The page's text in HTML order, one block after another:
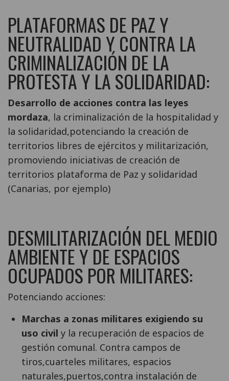
PLATAFORMAS DE PAZ Y
NEUTRALIDAD Y CONTRA LA
CRIMINALIZACIÓN DE LA
PROTESTA Y LA SOLIDARIDAD:
Desarrollo de acciones contra las leyes
mordaza, la criminalización de la hospitalidad y
la solidaridad,potenciando la creación de
territorios libres de ejércitos y militarización,
promoviendo iniciativas de creación de
territorios plataforma de Paz y solidaridad
(Canarias, por ejemplo)
DESMILITARIZACIÓN DEL MEDIO
AMBIENTE Y DE ESPACIOS
OCUPADOS POR MILITARES:
Potenciando acciones:
Marchas a zonas militares exigiendo su
uso civil y la recuperación de espacios de
gestión comunal. Contra campos de
tiros,cuarteles militares, espacios
naturales,puertos,contra instalación de